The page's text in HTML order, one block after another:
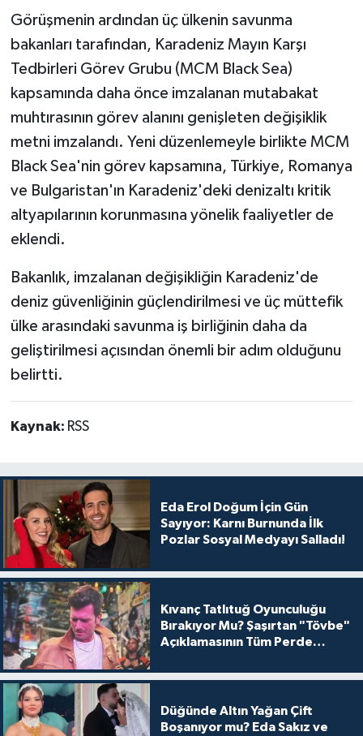
Görüşmenin ardından üç ülkenin savunma
bakanları tarafından, Karadeniz Mayın Karşı
Tedbirleri Görev Grubu (MCM Black Sea)
kapsamında daha önce imzalanan mutabakat
muhtırasının görev alanını genişleten değişiklik
metni imzalandı. Yeni düzenlemeyle birlikte MCM
Black Sea'nin görev kapsamına, Türkiye, Romanya
ve Bulgaristan'ın Karadeniz'deki denizaltı kritik
altyapılarının korunmasına yönelik faaliyetler de
eklendi.
Bakanlık, imzalanan değişikliğin Karadeniz'de
deniz güvenliğinin güçlendirilmesi ve üç müttefik
ülke arasındaki savunma iş birliğinin daha da
geliştirilmesi açısından önemli bir adım olduğunu
belirtti.
Kaynak: RSS
Eda Erol Doğum İçin Gün
Sayıyor: Karnı Burnunda İlk
Pozlar Sosyal Medyayı Salladı!
Kıvanç Tatlıtuğ Oyunculuğu
Bırakıyor Mu? Şaşırtan "Tövbe"
Açıklamasının Tüm Perde
Düğünde Altın Yağan Çift
Boşanıyor mu? Eda Sakız ve